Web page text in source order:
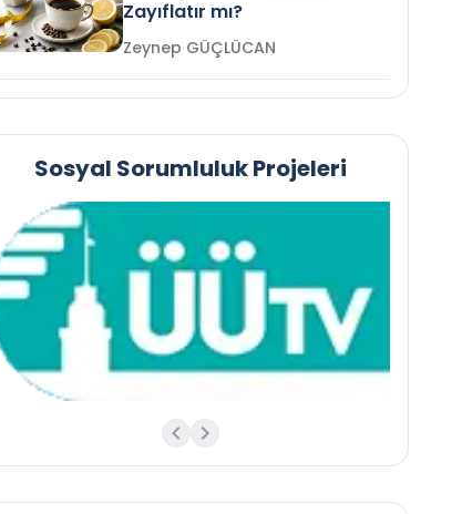
Zayıflatır mı?
Zeynep GÜÇLÜCAN
Sosyal Sorumluluk Projeleri